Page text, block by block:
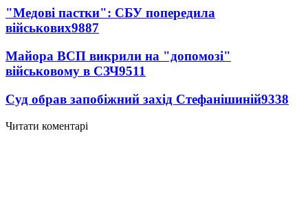
"Медові пастки": СБУ попередила
військових9887
Майора ВСП викрили на "допомозі"
військовому в СЗЧ9511
Суд обрав запобіжний захід Стефанішиній9338
Читати коментарі